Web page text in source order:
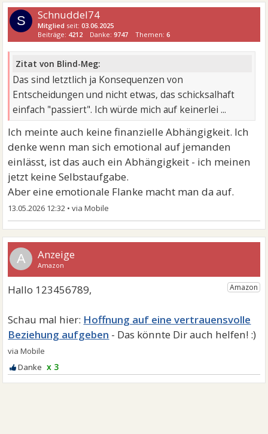
S Schnuddel74
Mitglied seit:03.06.2025
Beiträge: 4212 Danke:9747 Themen:6
Zitat von Blind-Meg:
Das sind letztlich ja Konsequenzen von
Entscheidungen und nicht etwas, das schicksalhaft
einfach "passiert". Ich würde mich auf keinerlei ...
Ich meinte auch keine finanzielle Abhängigkeit. Ich
denke wenn man sich emotional auf jemanden
einlässt, ist das auch ein Abhängigkeit - ich meinen
jetzt keine Selbstaufgabe.
Aber eine emotionale Flanke macht man da auf.
13.05.2026 12:32 •
A
Hoffnung auf eine vertrauensvolle
Beziehung aufgeben
x 3